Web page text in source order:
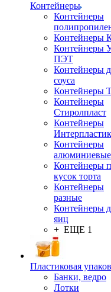
Контейнеры
Контейнеры
Контейнеры
Контейнеры
ПЭТ
Контейнеры
соуса
Контейнеры
Контейнеры
Стиролпласт
Контейнеры
Интерпластик
Контейнеры
алюминиевые
Контейнеры
кусок торта
Контейнеры
разные
Контейнеры
яиц
+ ЕЩЕ 1
Пластиковая
Банки, ведро
Лотки